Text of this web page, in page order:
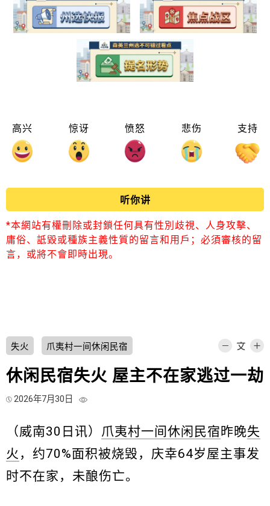
高兴 惊讶 愤怒 悲伤 支持
听你讲
*本網站有權刪除或封鎖任何具有性別歧視、人身攻擊、
庸俗、詆毀或種族主義性質的留言和用戶；必須審核的留
言，或將不會即時出現。
失火 爪夷村一间休闲民宿
休闲民宿失火 屋主不在家逃过一劫
2026年7月30日
（威南30日讯） 爪夷村一间休闲民宿 昨晚失
火 ，约70%面积被烧毁，庆幸64岁屋主事发
时不在家，未酿伤亡。